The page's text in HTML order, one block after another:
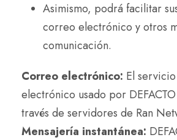
Asimismo, podrá facilitar
correo electrónico y otros
comunicación.
Correo electrónico: El
electrónico usado por
través de servidores de Ran
Mensajería instantánea: